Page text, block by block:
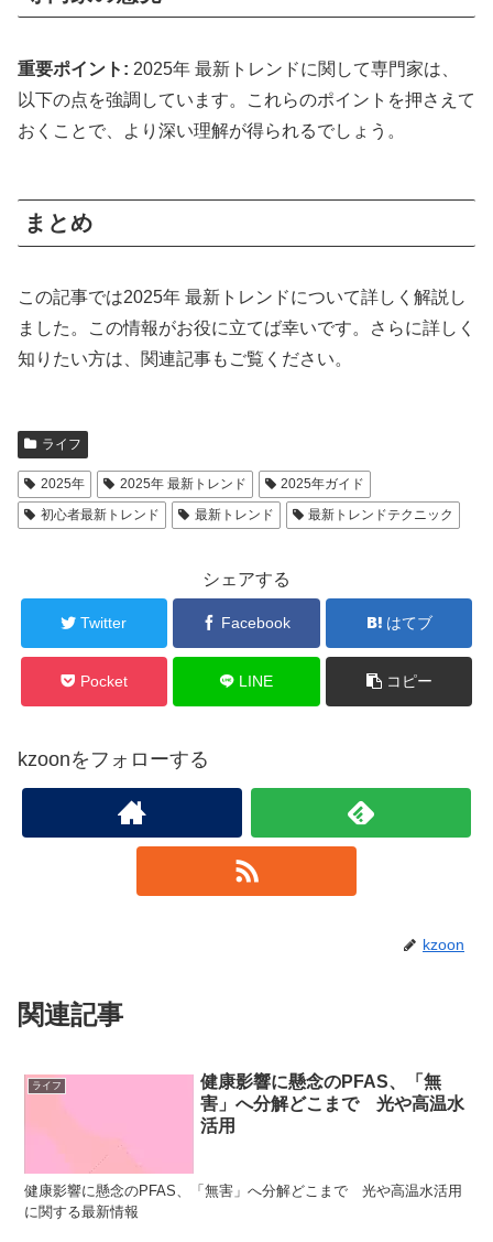
重要ポイント: 2025年 最新トレンドに関して専門家は、
以下の点を強調しています。これらのポイントを押さえて
おくことで、より深い理解が得られるでしょう。
まとめ
この記事では2025年 最新トレンドについて詳しく解説し
ました。この情報がお役に立てば幸いです。さらに詳しく
知りたい方は、関連記事もご覧ください。
ライフ
2025年 2025年 最新トレンド
2025年ガイド
初心者最新トレンド
最新トレンド 最新トレンドテクニック
シェアする
Twitter Facebook はてブ
Pocket LINE コピー
kzoonをフォローする
kzoon
関連記事
ライフ
健康影響に懸念のPFAS、「無
害」へ分解どこまで 光や高温水
活用
健康影響に懸念のPFAS、「無害」へ分解どこまで 光や高温水活用
に関する最新情報